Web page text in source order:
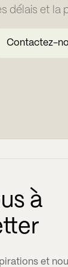
délais et la
Contactez-
à
et